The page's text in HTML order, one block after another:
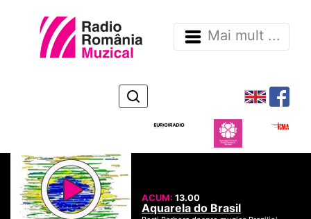
Mai mult ...
ACUM:13.00
Aquarela do Brasil